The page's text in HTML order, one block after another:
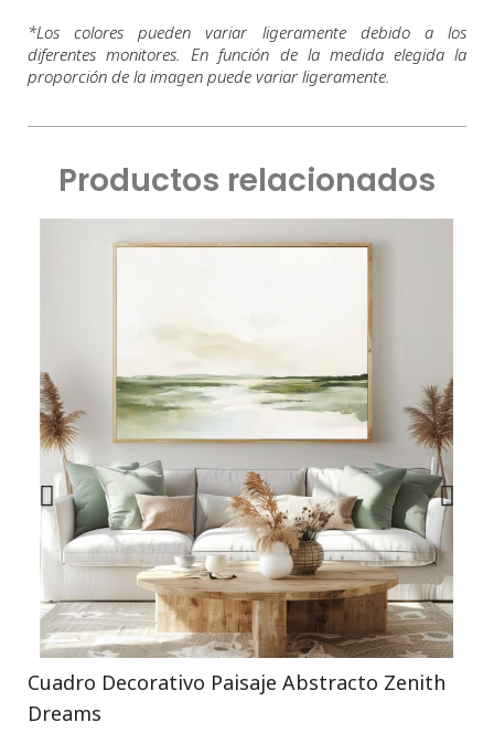
*Los colores pueden variar ligeramente debido a los
diferentes monitores. En función de la medida elegida la
proporción de la imagen puede variar ligeramente.
Productos relacionados
Cuadro Decorativo Paisaje Abstracto Zenith
Dreams